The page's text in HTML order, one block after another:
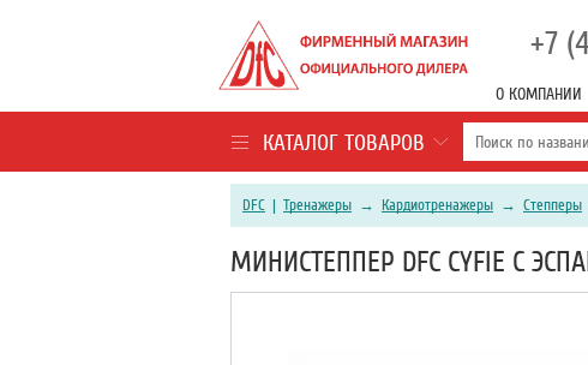
+7
О КОМПАНИИ
КАТАЛОГ ТОВАРОВ
DFC | Тренажеры → Кардиотренажеры → Степперы
МИНИСТЕППЕР DFC CYFIE С